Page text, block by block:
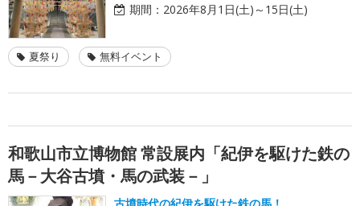
期間： 2026年8月1日(土)～15日(土)
夏祭り 無料イベント
和歌山市立博物館 常設展内「紀伊を駆けた鉄の
馬－大谷古墳・馬の武装－」
古墳時代の紀伊を駆けた鉄の馬！